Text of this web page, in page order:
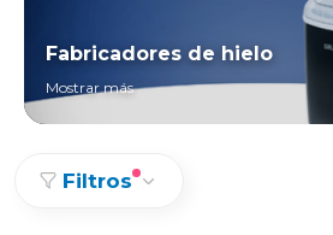
Fabricadores de hielo
Mostrar más
Filtros